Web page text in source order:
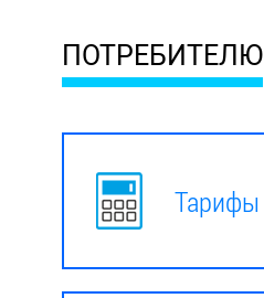
ПОТРЕБИТЕЛЮ
Тарифы